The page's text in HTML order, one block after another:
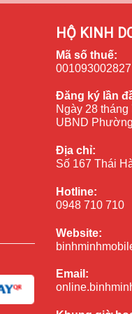
yếu và phơi sáng.
ảnh sau khi chụp có
xử lý hình ảnh có thể
và khả năng xử lý tốt
HỘ KINH
Mã số thuế:
001093002827
Đăng ký lần
Ngày 28
UBND
Địa chỉ:
Số 167 Thái
Hotline:
0948 710 710
Website:
Email: